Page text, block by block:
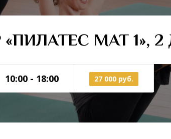
МАТ 1», 2
10:00 - 18:00 27 000 руб.